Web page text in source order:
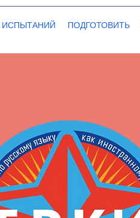
ИСПЫТАНИЙ ПОДГОТОВИТЬ